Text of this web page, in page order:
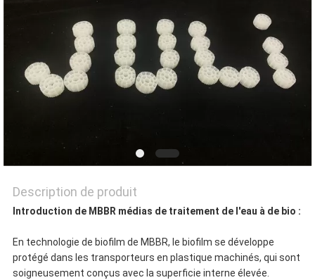
DU
POLITIQUE
DE
CONFIDENTIALITÉ
Description de produit
Introduction de MBBR médias de traitement de l'eau à de bio :
En technologie de biofilm de MBBR, le biofilm se développe
protégé dans les transporteurs en plastique machinés, qui sont
soigneusement conçus avec la superficie interne élevée.